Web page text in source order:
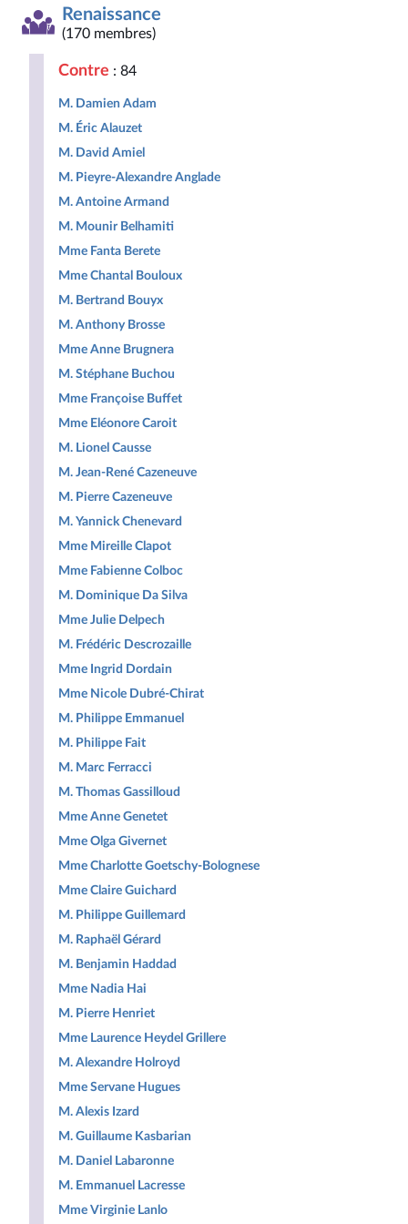
Nouvelle
Union
écologique
et
Renaissance
(170 membres)
Contre : 84
M. Damien Adam
M. Éric Alauzet
M. David Amiel
M. Pieyre-Alexandre Anglade
M. Antoine Armand
M. Mounir Belhamiti
Mme Fanta Berete
Mme Chantal Bouloux
M. Bertrand Bouyx
M. Anthony Brosse
Mme Anne Brugnera
M. Stéphane Buchou
Mme Françoise Buffet
Mme Eléonore Caroit
M. Lionel Causse
M. Jean-René Cazeneuve
M. Pierre Cazeneuve
M. Yannick Chenevard
Mme Mireille Clapot
Mme Fabienne Colboc
M. Dominique Da Silva
Mme Julie Delpech
M. Frédéric Descrozaille
Mme Ingrid Dordain
Mme Nicole Dubré-Chirat
M. Philippe Emmanuel
M. Philippe Fait
M. Marc Ferracci
M. Thomas Gassilloud
Mme Anne Genetet
Mme Olga Givernet
Mme Charlotte Goetschy-Bolognese
Mme Claire Guichard
M. Philippe Guillemard
M. Raphaël Gérard
M. Benjamin Haddad
Mme Nadia Hai
M. Pierre Henriet
Mme Laurence Heydel Grillere
M. Alexandre Holroyd
Mme Servane Hugues
M. Alexis Izard
M. Guillaume Kasbarian
M. Daniel Labaronne
M. Emmanuel Lacresse
Mme Virginie Lanlo